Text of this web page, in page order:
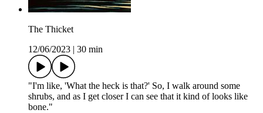
The Thicket
12/06/2023
30 min
"I'm like, 'What the heck is that?' So, I walk around some
shrubs, and as I get closer I can see that it kind of looks like
bone."